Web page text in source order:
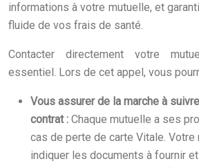
informations à votre mutuelle, et
fluide de vos frais de santé.
Contacter directement votre
essentiel. Lors de cet appel, vous
Vous assurer de la marche à
contrat : Chaque mutuelle a ses
cas de perte de carte Vitale. Votre
indiquer les documents à fournir